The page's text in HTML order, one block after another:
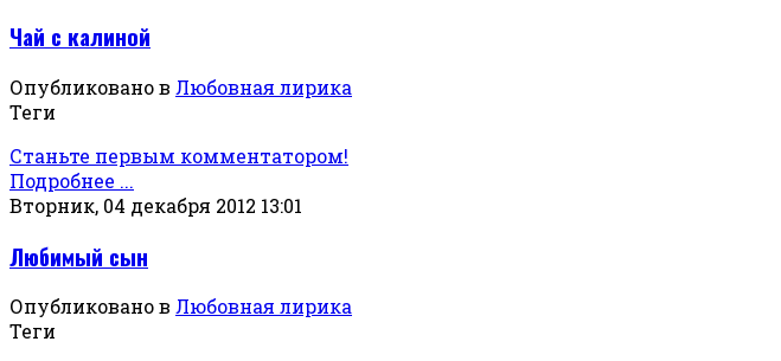
Чай с калиной
Опубликовано в Любовная лирика
Теги
Станьте первым комментатором!
Подробнее ...
Вторник, 04 декабря 2012 13:01
Любимый сын
Опубликовано в Любовная лирика
Теги